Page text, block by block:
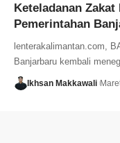
Keteladanan
Pemerintahan
lenterakalimantan.com,
Banjarbaru kembali
Ikhsan Makkawali